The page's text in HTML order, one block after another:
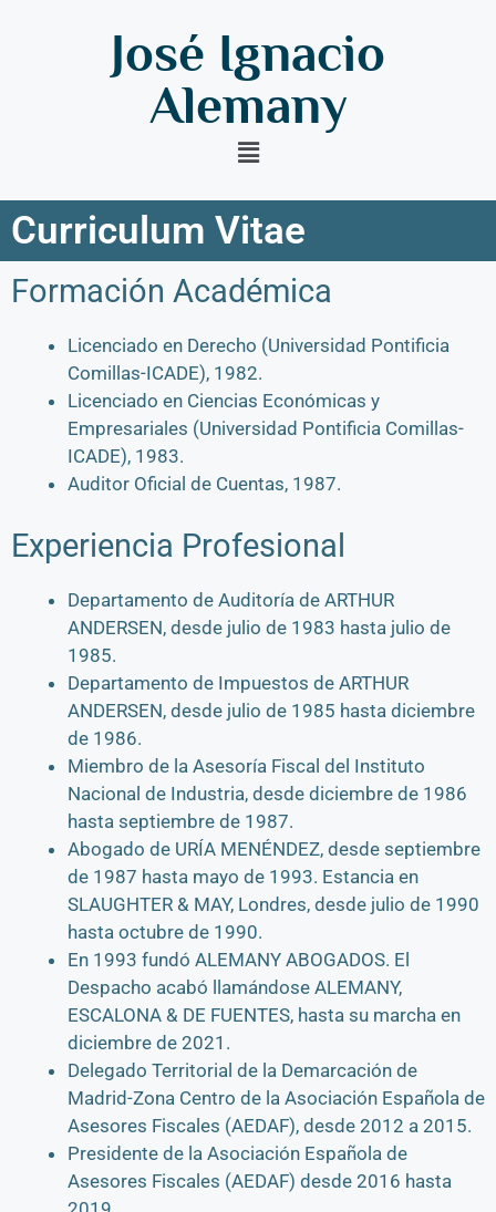
José Ignacio
Alemany
Curriculum Vitae
Formación Académica
Licenciado en Derecho (Universidad Pontificia
Comillas-ICADE), 1982.
Licenciado en Ciencias Económicas y
Empresariales (Universidad Pontificia Comillas-
ICADE), 1983.
Auditor Oficial de Cuentas, 1987.
Experiencia Profesional
Departamento de Auditoría de ARTHUR
ANDERSEN, desde julio de 1983 hasta julio de
1985.
Departamento de Impuestos de ARTHUR
ANDERSEN, desde julio de 1985 hasta diciembre
de 1986.
Miembro de la Asesoría Fiscal del Instituto
Nacional de Industria, desde diciembre de 1986
hasta septiembre de 1987.
Abogado de URÍA MENÉNDEZ, desde septiembre
de 1987 hasta mayo de 1993. Estancia en
SLAUGHTER & MAY, Londres, desde julio de 1990
hasta octubre de 1990.
En 1993 fundó ALEMANY ABOGADOS. El
Despacho acabó llamándose ALEMANY,
ESCALONA & DE FUENTES, hasta su marcha en
diciembre de 2021.
Delegado Territorial de la Demarcación de
Madrid-Zona Centro de la Asociación Española de
Asesores Fiscales (AEDAF), desde 2012 a 2015.
Presidente de la Asociación Española de
Asesores Fiscales (AEDAF) desde 2016 hasta